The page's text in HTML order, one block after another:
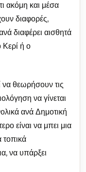
ακόμη και μέσα
διαφορές,
διαφέρει αισθητά
Κερί ή ο
να θεωρήσουν τις
να γίνεται
ανά Δημοτική
είναι να μπει μια
τοπικά
να υπάρξει